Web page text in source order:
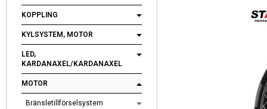
KOPPLING
KYLSYSTEM, MOTOR
LED,
KARDANAXEL/KARDANAXEL
MOTOR
Bränsletillförselsystem